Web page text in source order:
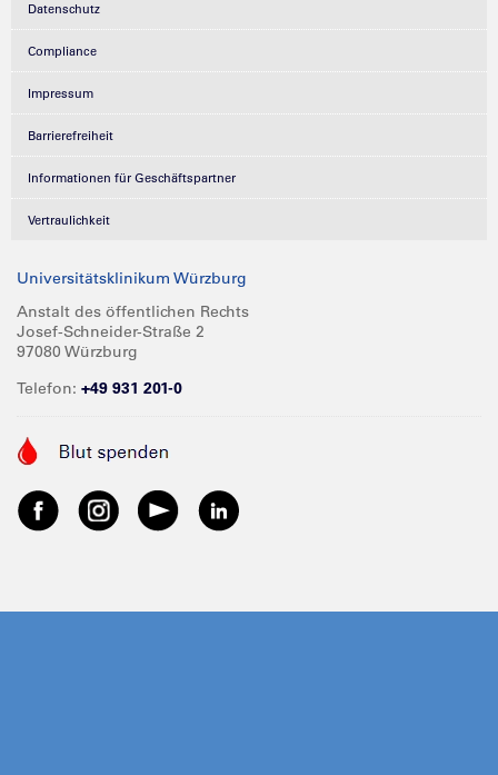
Datenschutz
Compliance
Impressum
Barrierefreiheit
Informationen für Geschäftspartner
Vertraulichkeit
Universitätsklinikum Würzburg
Anstalt des öffentlichen Rechts
Josef-Schneider-Straße 2
97080 Würzburg
Telefon: +49 931 201-0